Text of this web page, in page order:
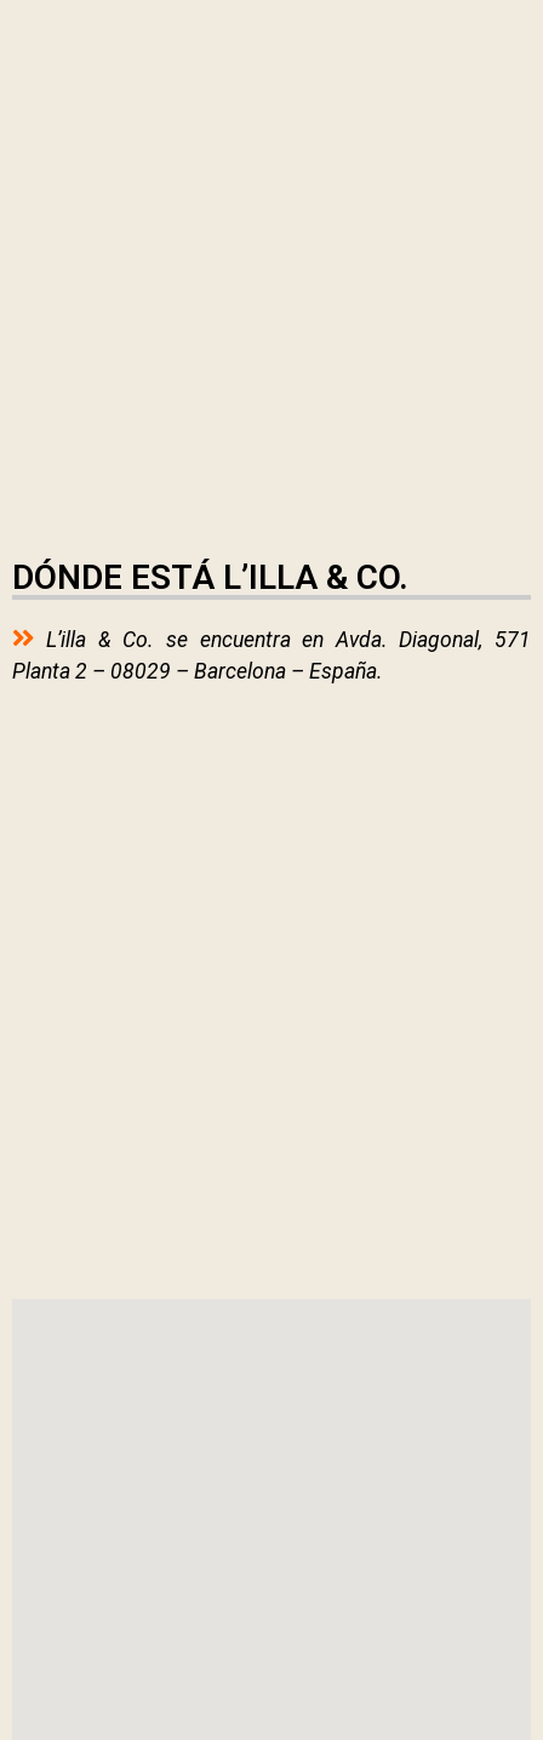
DÓNDE ESTÁ L’ILLA & CO.
L’illa & Co. se encuentra en Avda. Diagonal, 571
Planta 2 – 08029 – Barcelona – España.